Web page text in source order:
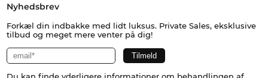
Nyhedsbrev
Forkæl din indbakke med lidt luksus. Private Sales, eksklusive
tilbud og meget mere venter på dig!
Du kan finde yderligere informationer om behandlingen af